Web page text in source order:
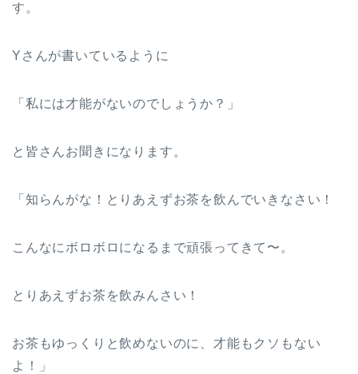
す。
Yさんが書いているように
「私には才能がないのでしょうか？」
と皆さんお聞きになります。
「知らんがな！とりあえずお茶を飲んでいきなさい！
こんなにボロボロになるまで頑張ってきて〜。
とりあえずお茶を飲みんさい！
お茶もゆっくりと飲めないのに、才能もクソもない
よ！」